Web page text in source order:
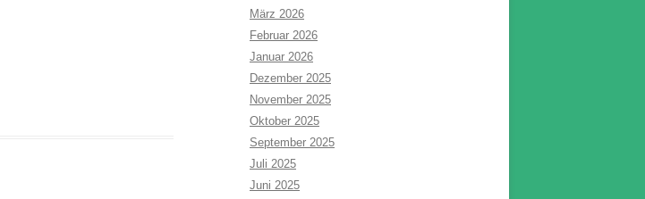
März 2026
Februar 2026
Januar 2026
Dezember 2025
November 2025
Oktober 2025
September 2025
Juli 2025
Juni 2025